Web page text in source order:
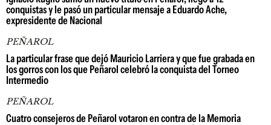
conquistas y le pasó un particular mensaje a Eduardo Ache,
expresidente de Nacional
PEÑAROL
La particular frase que dejó Mauricio Larriera y que fue grabada en
los gorros con los que Peñarol celebró la conquista del Torneo
Intermedio
PEÑAROL
Cuatro consejeros de Peñarol votaron en contra de la Memoria